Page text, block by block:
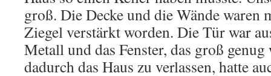
groß. Die Decke und die Wände waren
Ziegel verstärkt worden. Die Tür war
Metall und das Fenster, das groß
dadurch das Haus zu verlassen, hatte